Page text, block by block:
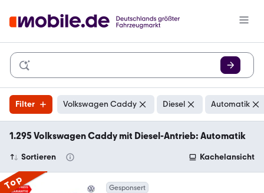
Filter Volkswagen Caddy Diesel Automatik
1.295 Volkswagen Caddy mit Diesel-Antrieb: Automatik
Sortieren Kachelansicht
Top Gesponsert